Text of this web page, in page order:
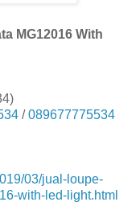
MG12016 With
/089677775534
03/jual-loupe-
with-led-light.html